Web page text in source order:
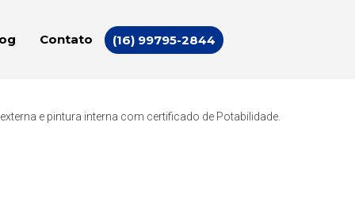
Contato (16) 99795-2844
e pintura interna com certificado de Potabilidade.